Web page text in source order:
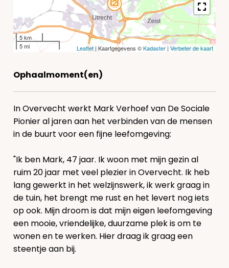
5 km
5 mi
Leaflet | Kaartgegevens ©Kadaster | Verbeter de kaart
Ophaalmoment(en)
In Overvecht werkt Mark Verhoef van De Sociale
Pionier al jaren aan het verbinden van de mensen
in de buurt voor een fijne leefomgeving:
"Ik ben Mark, 47 jaar. Ik woon met mijn gezin al
ruim 20 jaar met veel plezier in Overvecht. Ik heb
lang gewerkt in het welzijnswerk, ik werk graag in
de tuin, het brengt me rust en het levert nog iets
op ook. Mijn droom is dat mijn eigen leefomgeving
een mooie, vriendelijke, duurzame plek is om te
wonen en te werken. Hier draag ik graag een
steentje aan bij.